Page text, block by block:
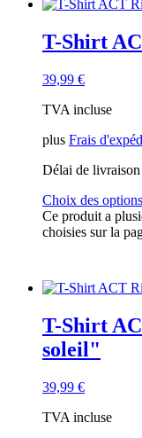
T-Shirt
39,99 €
TVA incluse
plus Frais
Délai de livraison
Choix des options
Ce produit a
choisies sur la
T-Shirt
soleil"
39,99 €
TVA incluse